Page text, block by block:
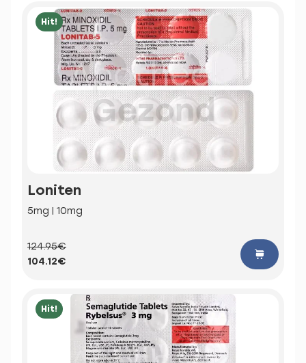
Hit!
Loniten
5mg | 10mg
124.95€
104.12€
Hit!